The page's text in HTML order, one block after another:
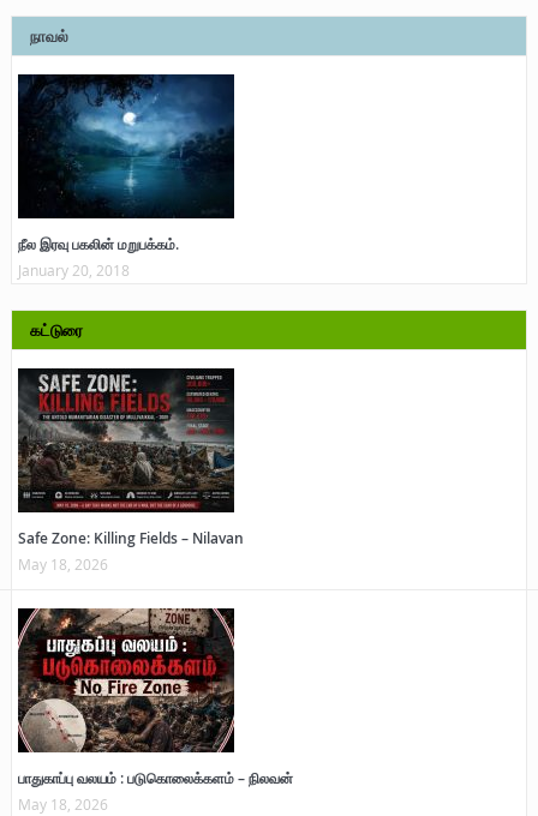
நாவல்
நீல இரவு பகலின் மறுபக்கம்.
January 20, 2018
கட்டுரை
Safe Zone: Killing Fields – Nilavan
May 18, 2026
பாதுகாப்பு வலயம் : படுகொலைக்களம் – நிலவன்
May 18, 2026